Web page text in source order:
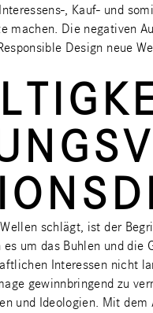
, Kauf- und
machen. Die
Design neue
schlägt, ist der
um das Buhlen und
Interessen
gewinnbringend zu
und Ideologien. Mit